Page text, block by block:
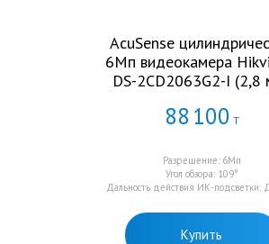
AcuSense
6Мп видеокамера
DS-2CD2063G2-I (2,8
88 100 Т
Разрешение: 6Мп
Угол обзора: 109°
Дальность действия ИК-подсветки:
Купить